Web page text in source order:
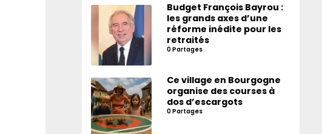
Budget François Bayrou :
les grands axes d’une
réforme inédite pour les
retraités
0 Partages
Ce village en Bourgogne
organise des courses à
dos d’escargots
0 Partages